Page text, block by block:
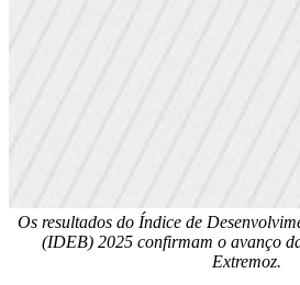
Os resultados do Índice de
(IDEB) 2025 confirmam o avanço
Extremoz.